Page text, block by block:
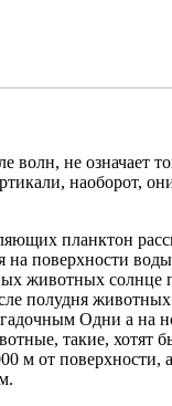
волн, не означает
наоборот,
планктон
на поверхности
животных солнце
полудня животных
Одни а на
такие, хотят
м от поверхности, а